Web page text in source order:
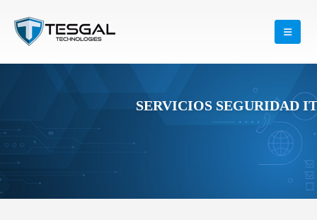
SERVICIOS SEGURIDAD IT